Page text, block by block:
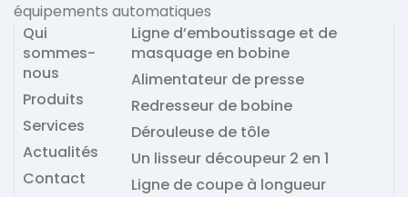
équipements automatiques
Qui
sommes-
nous
Produits
Services
Actualités
Contact
Ligne d’emboutissage et de
masquage en bobine
Alimentateur de presse
Redresseur de bobine
Dérouleuse de tôle
Un lisseur découpeur 2 en 1
Ligne de coupe à longueur